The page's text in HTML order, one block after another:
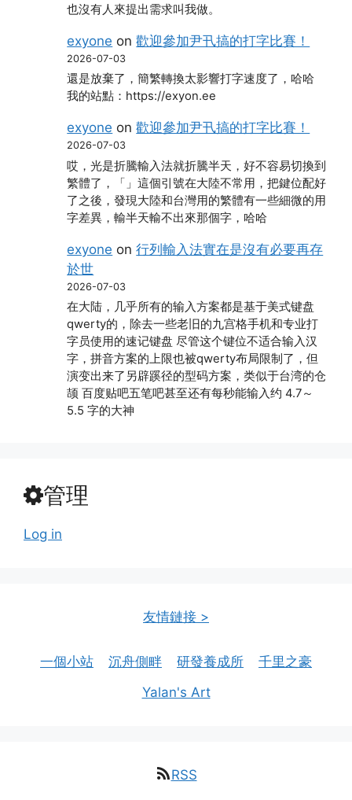
也沒有人來提出需求叫我做。
exyone on歡迎參加尹卂搞的打字比賽！
2026-07-03
還是放棄了，簡繁轉換太影響打字速度了，哈哈
我的站點：https://exyon.ee
exyone on歡迎參加尹卂搞的打字比賽！
2026-07-03
哎，光是折騰輸入法就折騰半天，好不容易切換到
繁體了，「」這個引號在大陸不常用，把鍵位配好
了之後，發現大陸和台灣用的繁體有一些細微的用
字差異，輸半天輸不出來那個字，哈哈
exyone on行列輸入法實在是沒有必要再存
於世
2026-07-03
在大陆，几乎所有的输入方案都是基于美式键盘
qwerty的，除去一些老旧的九宫格手机和专业打
字员使用的速记键盘 尽管这个键位不适合输入汉
字，拼音方案的上限也被qwerty布局限制了，但
演变出来了另辟蹊径的型码方案，类似于台湾的仓
颉 百度贴吧五笔吧甚至还有每秒能输入约 4.7～
5.5 字的大神
管理
Log in
友情鏈接 >
一個小站 沉舟側畔 研發養成所
千里之豪
Yalan's Art
RSS